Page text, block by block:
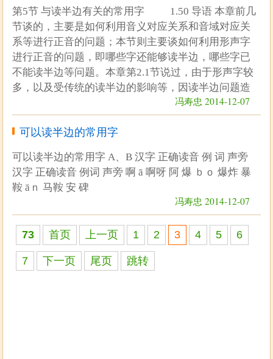
第5节 与读半边有关的常用字 1.50 导语 本章前几
节谈的，主要是如何利用音义对应关系和音域对应关
系等进行正音的问题；本节则主要谈如何利用形声字
进行正音的问题，即哪些字还能够读半边，哪些字已
不能读半边等问题。本章第2.1节说过，由于形声字较
多，以及受传统的读半边的影响等，因读半边问题造
冯寿忠 2014-12-07
可以读半边的常用字
可以读半边的常用字 A、B 汉字 正确读音 例 词 声旁
汉字 正确读音 例词 声旁 啊 ā 啊呀 阿 爆 ｂｏ 爆炸 暴
鞍 āｎ 马鞍 安 碑
冯寿忠 2014-12-07
73 首页 上一页 1 2 3 4 5 6
7 下一页 尾页